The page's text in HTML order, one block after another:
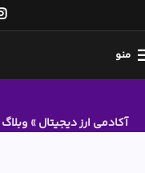
منو
آکادمی ارز دیجیتال» وبلاگ